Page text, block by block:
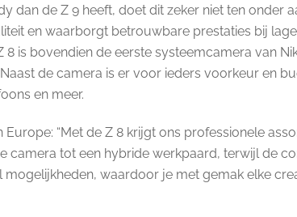
dan de Z 9 heeft, doet dit zeker niet ten onder
en waarborgt betrouwbare prestaties bij
8 is bovendien de eerste systeemcamera van
de camera is er voor ieders voorkeur en
en meer.
“Met de Z 8 krijgt ons professionele
camera tot een hybride werkpaard, terwijl de
waardoor je met gemak elke